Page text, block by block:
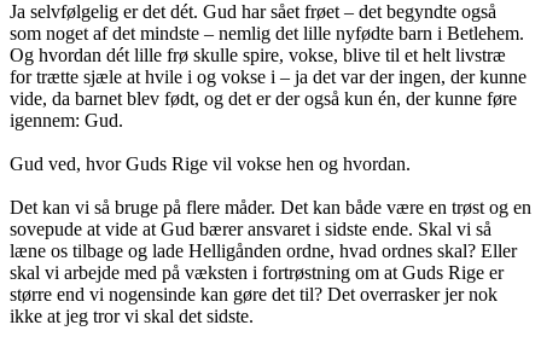
Ja selvfølgelig er det dét. Gud har sået frøet – det begyndte også
som noget af det mindste – nemlig det lille nyfødte barn i Betlehem.
Og hvordan dét lille frø skulle spire, vokse, blive til et helt livstræ
for trætte sjæle at hvile i og vokse i – ja det var der ingen, der kunne
vide, da barnet blev født, og det er der også kun én, der kunne føre
igennem: Gud.
Gud ved, hvor Guds Rige vil vokse hen og hvordan.
Det kan vi så bruge på flere måder. Det kan både være en trøst og en
sovepude at vide at Gud bærer ansvaret i sidste ende. Skal vi så
læne os tilbage og lade Helligånden ordne, hvad ordnes skal? Eller
skal vi arbejde med på væksten i fortrøstning om at Guds Rige er
større end vi nogensinde kan gøre det til? Det overrasker jer nok
ikke at jeg tror vi skal det sidste.